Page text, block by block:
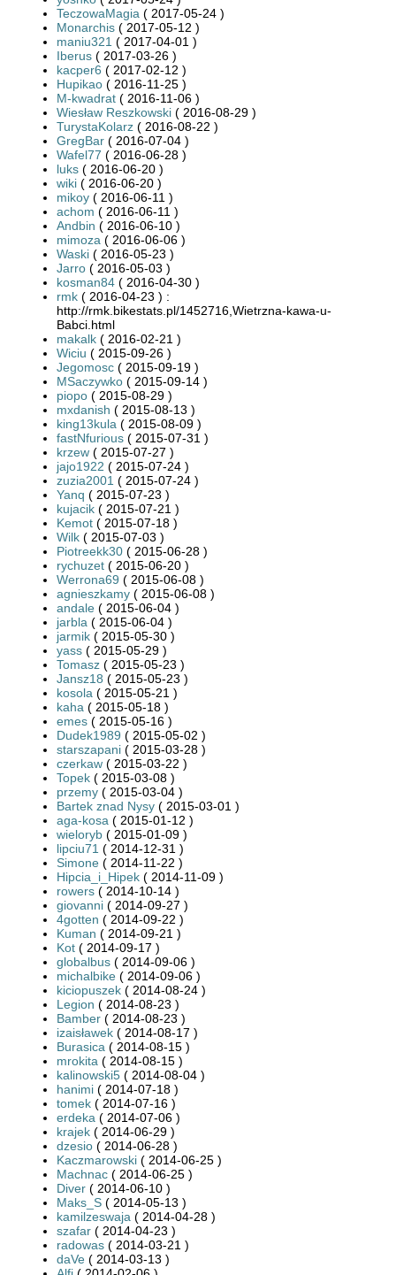
TeczowaMagia ( 2017-05-24 )
Monarchis ( 2017-05-12 )
maniu321 ( 2017-04-01 )
Iberus ( 2017-03-26 )
kacper6 ( 2017-02-12 )
Hupikao ( 2016-11-25 )
M-kwadrat ( 2016-11-06 )
Wiesław Reszkowski ( 2016-08-29 )
TurystaKolarz ( 2016-08-22 )
GregBar ( 2016-07-04 )
Wafel77 ( 2016-06-28 )
luks ( 2016-06-20 )
wiki ( 2016-06-20 )
mikoy ( 2016-06-11 )
achom ( 2016-06-11 )
Andbin ( 2016-06-10 )
mimoza ( 2016-06-06 )
Waski ( 2016-05-23 )
Jarro ( 2016-05-03 )
kosman84 ( 2016-04-30 )
rmk ( 2016-04-23 ) :
http://rmk.bikestats.pl/1452716,Wietrzna-kawa-u-
Babci.html
makalk ( 2016-02-21 )
Wiciu ( 2015-09-26 )
Jegomosc ( 2015-09-19 )
MSaczywko ( 2015-09-14 )
piopo ( 2015-08-29 )
mxdanish ( 2015-08-13 )
king13kula ( 2015-08-09 )
fastNfurious ( 2015-07-31 )
krzew ( 2015-07-27 )
jajo1922 ( 2015-07-24 )
zuzia2001 ( 2015-07-24 )
Yanq ( 2015-07-23 )
kujacik ( 2015-07-21 )
Kemot ( 2015-07-18 )
Wilk ( 2015-07-03 )
Piotreekk30 ( 2015-06-28 )
rychuzet ( 2015-06-20 )
Werrona69 ( 2015-06-08 )
agnieszkamy ( 2015-06-08 )
andale ( 2015-06-04 )
jarbla ( 2015-06-04 )
jarmik ( 2015-05-30 )
yass ( 2015-05-29 )
Tomasz ( 2015-05-23 )
Jansz18 ( 2015-05-23 )
kosola ( 2015-05-21 )
kaha ( 2015-05-18 )
emes ( 2015-05-16 )
Dudek1989 ( 2015-05-02 )
starszapani ( 2015-03-28 )
czerkaw ( 2015-03-22 )
Topek ( 2015-03-08 )
przemy ( 2015-03-04 )
Bartek znad Nysy ( 2015-03-01 )
aga-kosa ( 2015-01-12 )
wieloryb ( 2015-01-09 )
lipciu71 ( 2014-12-31 )
Simone ( 2014-11-22 )
Hipcia_i_Hipek ( 2014-11-09 )
rowers ( 2014-10-14 )
giovanni ( 2014-09-27 )
4gotten ( 2014-09-22 )
Kuman ( 2014-09-21 )
Kot ( 2014-09-17 )
globalbus ( 2014-09-06 )
michalbike ( 2014-09-06 )
kiciopuszek ( 2014-08-24 )
Legion ( 2014-08-23 )
Bamber ( 2014-08-23 )
izaisławek ( 2014-08-17 )
Burasica ( 2014-08-15 )
mrokita ( 2014-08-15 )
kalinowski5 ( 2014-08-04 )
hanimi ( 2014-07-18 )
tomek ( 2014-07-16 )
erdeka ( 2014-07-06 )
krajek ( 2014-06-29 )
dzesio ( 2014-06-28 )
Kaczmarowski ( 2014-06-25 )
Machnac ( 2014-06-25 )
Diver ( 2014-06-10 )
Maks_S ( 2014-05-13 )
kamilzeswaja ( 2014-04-28 )
szafar ( 2014-04-23 )
radowas ( 2014-03-21 )
daVe ( 2014-03-13 )